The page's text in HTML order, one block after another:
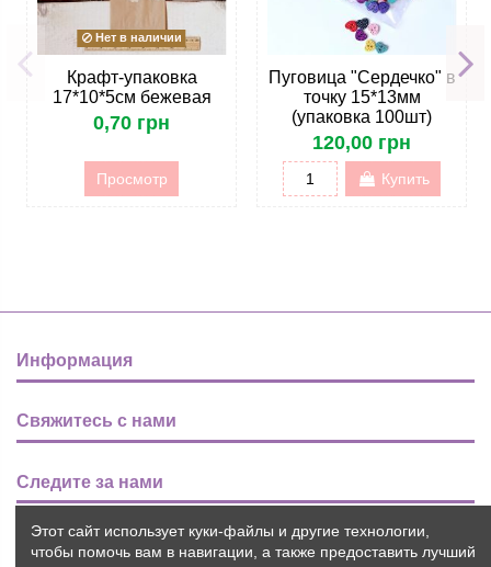
Нет в наличии
Крафт-упаковка
17*10*5см бежевая
0,70 грн
Просмотр
Пуговица "Сердечко" в
точку 15*13мм
(упаковка 100шт)
120,00 грн
Купить
Информация
Свяжитесь с нами
Следите за нами
Новости
Этот сайт использует куки-файлы и другие технологии,
чтобы помочь вам в навигации, а также предоставить лучший